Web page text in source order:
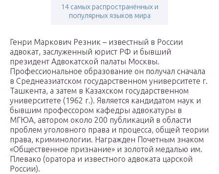
14 самых распространённых и
популярных языков мира
Генри Маркович Резник – известный в России
адвокат, заслуженный юрист РФ и бывший
президент Адвокатской палаты Москвы.
Профессиональное образование он получал сначала
в Среднеазиатском государственном университете г.
Ташкента, а затем в Казахском государственном
университете (1962 г.). Является кандидатом наук и
бывшим профессором кафедры адвокатуры в
МГЮА, автором около 200 публикаций в области
проблем уголовного права и процесса, общей теории
права, криминологии. Награжден Почетным знаком
«Общественное признание» и золотой медалью им.
Плевако (оратора и известного адвоката царской
России).